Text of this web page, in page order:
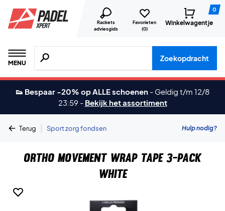
Rackets
adviesgids
Favorieten
(0)
0
Winkelwagentje
MENU
Zoeken naar producten, merken etc.
Zoekopdracht
👟 Bespaar -20% op ALLE schoenen - Geldig t/m 12/8
23:59 - Bekijk het assortiment
Terug | Sport zorg fondsen Hulp nodig?
Ortho Movement Wrap Tape 3-Pack
White